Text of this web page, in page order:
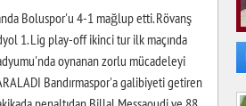
Boluspor'u 4-1 mağlup etti. Rövanş
1. Lig play-off ikinci tur ilk maçında
oynanan zorlu mücadeleyi
Bandırmaspor'a galibiyeti getiren